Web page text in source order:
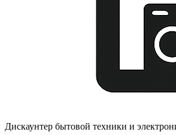
Дискаунтер бытовой техники и